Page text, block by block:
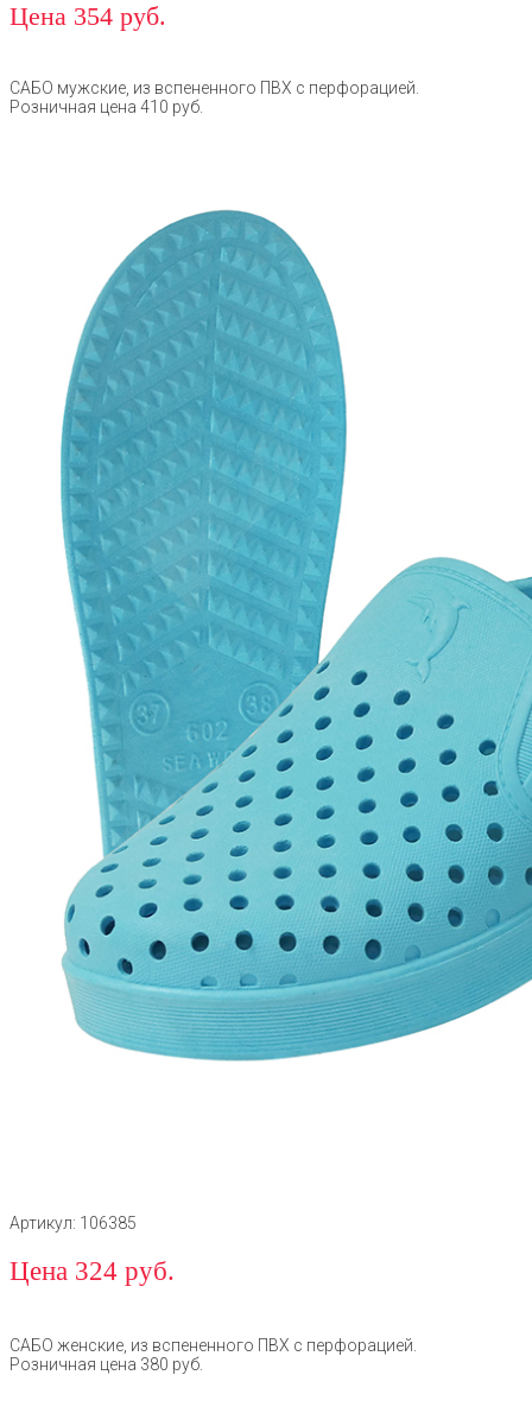
Цена 354 руб.
САБО мужские, из вспененного ПВХ с перфорацией.
Розничная цена 410 руб.
Артикул: 106385
Цена 324 руб.
САБО женские, из вспененного ПВХ с перфорацией.
Розничная цена 380 руб.